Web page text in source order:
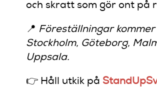
och skratt som gör ont på
📍 Föreställningar kommer
Stockholm, Göteborg,
Uppsala.
👉 Håll utkik på